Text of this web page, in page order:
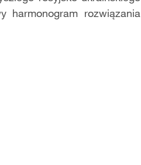
harmonogram rozwiązania